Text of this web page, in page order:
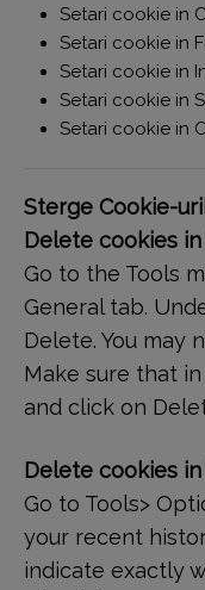
Setari cookie in
Setari cookie in
Setari cookie in
Setari cookie in
Setari cookie in
Sterge Cookie-
Delete cookies
Go to the Tools
General tab.
Delete. You may
Make sure that
and click on
Delete cookies
Go to Tools>
your recent
indicate exactly